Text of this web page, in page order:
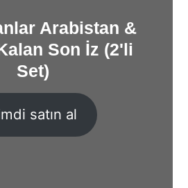
Arabistan &
Son İz (2'li
Set)
satın al